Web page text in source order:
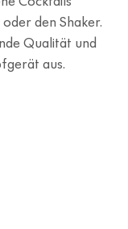
oder den Shaker.
Qualität und
aus.